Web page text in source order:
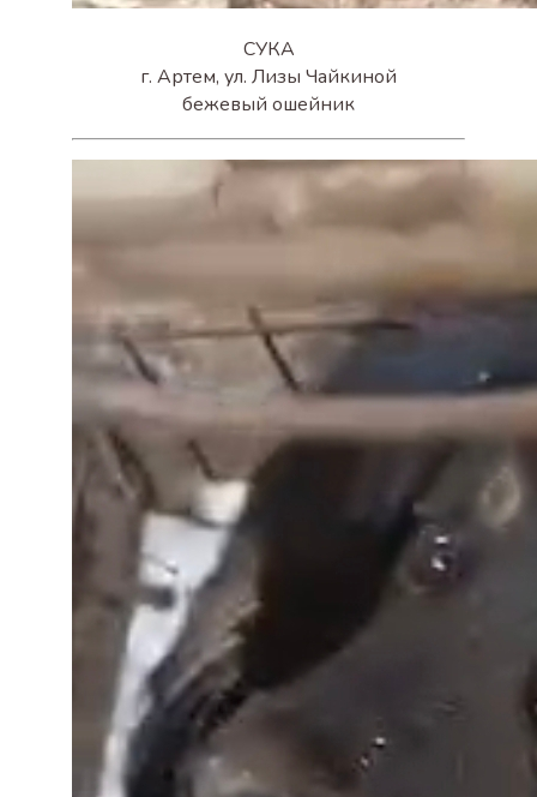
СУКА
г. Артем, ул. Лизы Чайкиной
бежевый ошейник